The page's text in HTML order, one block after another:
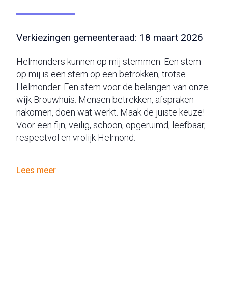
Verkiezingen gemeenteraad: 18 maart 2026
Helmonders kunnen op mij stemmen. Een stem
op mij is een stem op een betrokken, trotse
Helmonder. Een stem voor de belangen van onze
wijk Brouwhuis. Mensen betrekken, afspraken
nakomen, doen wat werkt. Maak de juiste keuze!
Voor een fijn, veilig, schoon, opgeruimd, leefbaar,
respectvol en vrolijk Helmond.
Lees meer